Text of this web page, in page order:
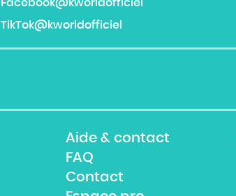
Facebook@kworldofficiel
TikTok@kworldofficiel
Aide & contact
FAQ
Contact